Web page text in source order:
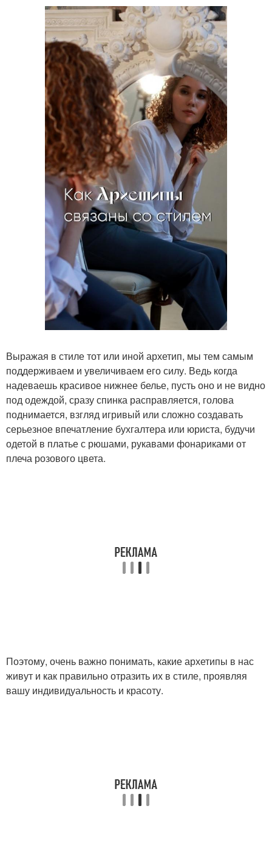
Выражая в стиле тот или иной архетип, мы тем самым
поддерживаем и увеличиваем его силу. Ведь когда
надеваешь красивое нижнее белье, пусть оно и не видно
под одеждой, сразу спинка расправляется, голова
поднимается, взгляд игривый или сложно создавать
серьезное впечатление бухгалтера или юриста, будучи
одетой в платье с рюшами, рукавами фонариками от
плеча розового цвета.
Поэтому, очень важно понимать, какие архетипы в нас
живут и как правильно отразить их в стиле, проявляя
вашу индивидуальность и красоту.